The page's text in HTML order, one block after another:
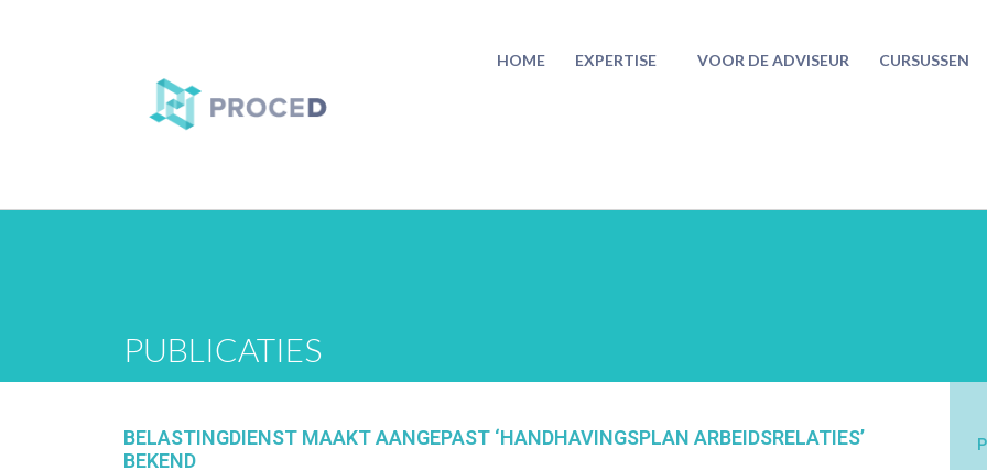
HOME EXPERTISE VOOR DE ADVISEUR CURSUSSEN
PUBLICATIES
BELASTINGDIENST MAAKT AANGEPAST ‘HANDHAVINGSPLAN ARBEIDSRELATIES’
BEKEND